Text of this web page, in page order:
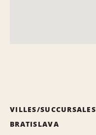
VILLES/SUCCURSALES
BRATISLAVA